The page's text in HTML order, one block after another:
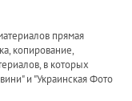
прямая
копирование,
в которых
и "Украинская Фото